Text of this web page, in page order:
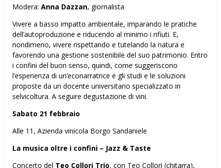
Modera: Anna Dazzan, giornalista
Vivere a basso impatto ambientale, imparando le pratiche
dell’autoproduzione e riducendo al minimo i rifiuti. E,
nondimeno, vivere rispettando e tutelando la natura e
favorendo una gestione sostenibile del suo patrimonio. Entro
i confini del buon senso, quindi, come suggeriscono
l’esperienza di un’econarratrice e gli studi e le soluzioni
proposte da un docente universitario specializzato in
selvicoltura. A seguire degustazione di vini.
Sabato 21 febbraio
Alle 11, Azienda vinicola Borgo Sandaniele
La musica oltre i confini – Jazz & Taste
Concerto del Teo Collori Trio, con Teo Collori (chitarra),